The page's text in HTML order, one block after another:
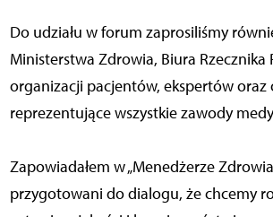
Do udziału w forum zaprosiliśmy
Ministerstwa Zdrowia, Biura Rzecznika
organizacji pacjentów, ekspertów oraz
reprezentujące wszystkie zawody
Zapowiadałem w „Menedżerze
przygotowani do dialogu, że chcemy